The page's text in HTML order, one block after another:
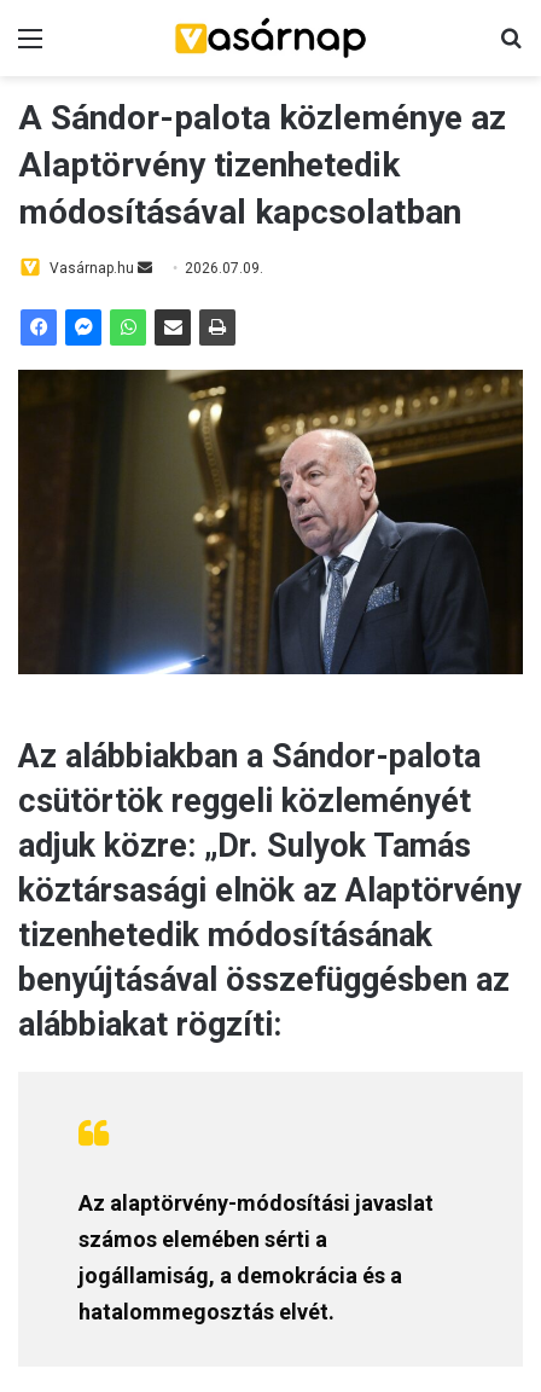
A Sándor-palota közleménye az
Alaptörvény tizenhetedik
módosításával kapcsolatban
Vasárnap.hu 2026.07.09.
Az alábbiakban a Sándor-palota
csütörtök reggeli közleményét
adjuk közre: „Dr. Sulyok Tamás
köztársasági elnök az Alaptörvény
tizenhetedik módosításának
benyújtásával összefüggésben az
alábbiakat rögzíti:
Az alaptörvény-módosítási javaslat
számos elemében sérti a
jogállamiság, a demokrácia és a
hatalommegosztás elvét.